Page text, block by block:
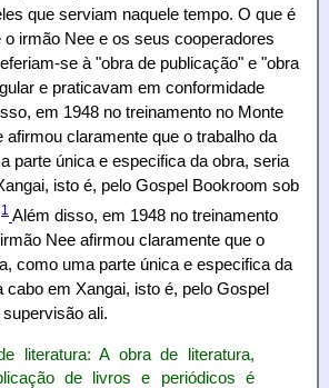
que serviam naquele tempo. O que é
o irmão Nee e os seus cooperadores
se à "obra de publicação" e "obra
e praticavam em conformidade
em 1948 no treinamento no Monte
afirmou claramente que o trabalho da
parte única e especifica da obra, seria
isto é, pelo Gospel Bookroom sob
1 Além disso, em 1948 no treinamento
Nee afirmou claramente que o
como uma parte única e especifica da
cabo em Xangai, isto é, pelo Gospel
ali.
literatura: A obra de literatura,
de livros e periódicos é